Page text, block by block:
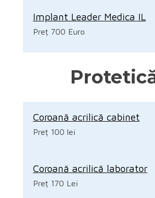
Implant Leader Medica IL
Preț 700 Euro
Coroană acrilică cabinet
Preț 100 lei
Coroană acrilică laborator
Preț 170 Lei